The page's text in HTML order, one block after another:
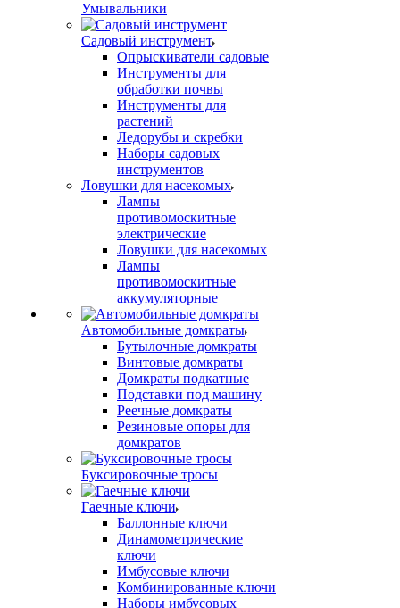
Умывальники
Садовый инструмент
Опрыскиватели садовые
Инструменты для
обработки почвы
Инструменты для
растений
Ледорубы и скребки
Наборы садовых
инструментов
Ловушки для насекомых
Лампы
противомоскитные
электрические
Ловушки для насекомых
Лампы
противомоскитные
аккумуляторные
Автомобильные домкраты
Бутылочные домкраты
Винтовые домкраты
Домкраты подкатные
Подставки под машину
Реечные домкраты
Резиновые опоры для
домкратов
Буксировочные тросы
Гаечные ключи
Баллонные ключи
Динамометрические
ключи
Имбусовые ключи
Комбинированные ключи
Наборы имбусовых